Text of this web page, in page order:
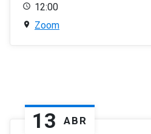
12:00
Zoom
13 ABR